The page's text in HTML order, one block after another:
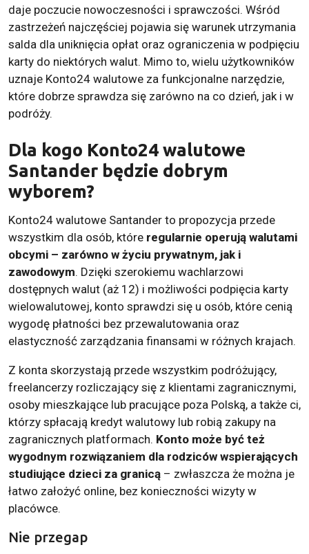
daje poczucie nowoczesności i sprawczości. Wśród
zastrzeżeń najczęściej pojawia się warunek utrzymania
salda dla uniknięcia opłat oraz ograniczenia w podpięciu
karty do niektórych walut. Mimo to, wielu użytkowników
uznaje Konto24 walutowe za funkcjonalne narzędzie,
które dobrze sprawdza się zarówno na co dzień, jak i w
podróży.
Dla kogo Konto24 walutowe
Santander będzie dobrym
wyborem?
Konto24 walutowe Santander to propozycja przede
wszystkim dla osób, które regularnie operują walutami
obcymi – zarówno w życiu prywatnym, jak i
zawodowym. Dzięki szerokiemu wachlarzowi
dostępnych walut (aż 12) i możliwości podpięcia karty
wielowalutowej, konto sprawdzi się u osób, które cenią
wygodę płatności bez przewalutowania oraz
elastyczność zarządzania finansami w różnych krajach.
Z konta skorzystają przede wszystkim podróżujący,
freelancerzy rozliczający się z klientami zagranicznymi,
osoby mieszkające lub pracujące poza Polską, a także ci,
którzy spłacają kredyt walutowy lub robią zakupy na
zagranicznych platformach. Konto może być też
wygodnym rozwiązaniem dla rodziców wspierających
studiujące dzieci za granicą – zwłaszcza że można je
łatwo założyć online, bez konieczności wizyty w
placówce.
Nie przegap